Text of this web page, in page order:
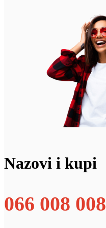
Nazovi i kupi
066 008 008